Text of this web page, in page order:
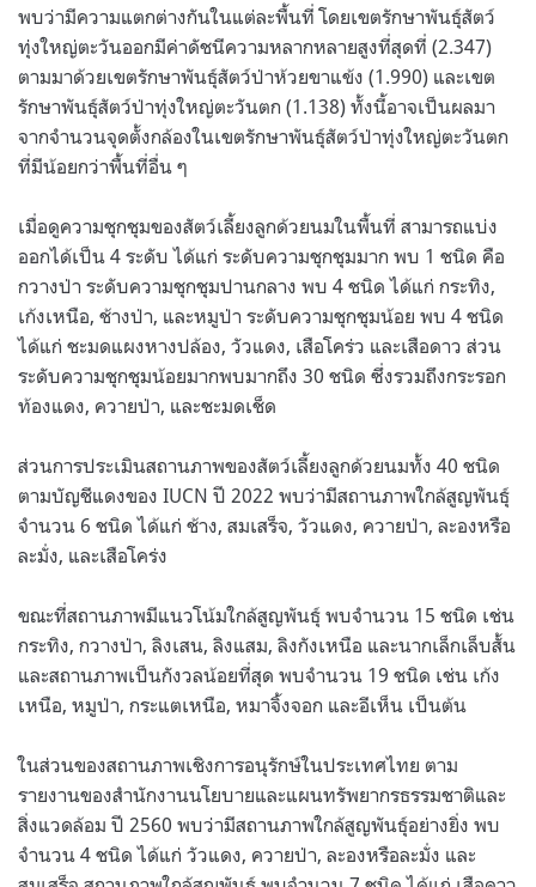
พบว่ามีความแตกต่างกันในแต่ละพื้นที่ โดยเขตรักษาพันธุ์สัตว์
ทุ่งใหญ่ตะวันออกมีค่าดัชนีความหลากหลายสูงที่สุดที่ (2.347)
ตามมาด้วยเขตรักษาพันธุ์สัตว์ป่าห้วยขาแข้ง (1.990) และเขต
รักษาพันธุ์สัตว์ป่าทุ่งใหญ่ตะวันตก (1.138) ทั้งนี้อาจเป็นผลมา
จากจำนวนจุดตั้งกล้องในเขตรักษาพันธุ์สัตว์ป่าทุ่งใหญ่ตะวันตก
ที่มีน้อยกว่าพื้นที่อื่น ๆ
เมื่อดูความชุกชุมของสัตว์เลี้ยงลูกด้วยนมในพื้นที่ สามารถแบ่ง
ออกได้เป็น 4 ระดับ ได้แก่ ระดับความชุกชุมมาก พบ 1 ชนิด คือ
กวางป่า ระดับความชุกชุมปานกลาง พบ 4 ชนิด ได้แก่ กระทิง,
เก้งเหนือ, ช้างป่า, และหมูป่า ระดับความชุกชุมน้อย พบ 4 ชนิด
ได้แก่ ชะมดแผงหางปล้อง, วัวแดง, เสือโคร่ว และเสือดาว ส่วน
ระดับความชุกชุมน้อยมากพบมากถึง 30 ชนิด ซึ่งรวมถึงกระรอก
ท้องแดง, ควายป่า, และชะมดเช็ด
ส่วนการประเมินสถานภาพของสัตว์เลี้ยงลูกด้วยนมทั้ง 40 ชนิด
ตามบัญชีแดงของ IUCN ปี 2022 พบว่ามีสถานภาพใกล้สูญพันธุ์
จำนวน 6 ชนิด ได้แก่ ช้าง, สมเสร็จ, วัวแดง, ควายป่า, ละองหรือ
ละมั่ง, และเสือโคร่ง
ขณะที่สถานภาพมีแนวโน้มใกล้สูญพันธุ์ พบจำนวน 15 ชนิด เช่น
กระทิง, กวางป่า, ลิงเสน, ลิงแสม, ลิงกังเหนือ และนากเล็กเล็บสั้น
และสถานภาพเป็นกังวลน้อยที่สุด พบจำนวน 19 ชนิด เช่น เก้ง
เหนือ, หมูป่า, กระแตเหนือ, หมาจิ้งจอก และอีเห็น เป็นต้น
ในส่วนของสถานภาพเชิงการอนุรักษ์ในประเทศไทย ตาม
รายงานของสำนักงานนโยบายและแผนทรัพยากรธรรมชาติและ
สิ่งแวดล้อม ปี 2560 พบว่ามีสถานภาพใกล้สูญพันธุ์อย่างยิ่ง พบ
จำนวน 4 ชนิด ได้แก่ วัวแดง, ควายป่า, ละองหรือละมั่ง และ